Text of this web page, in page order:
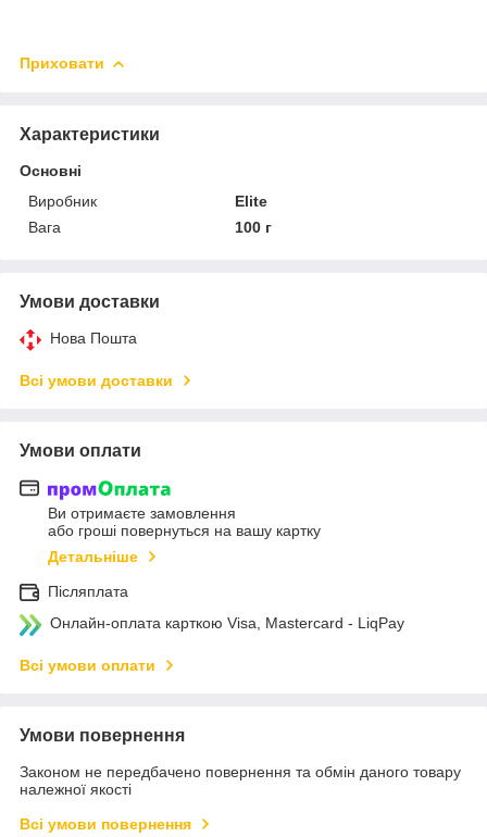
Приховати
Характеристики
Основні
Виробник
Elite
Вага
100 г
Умови доставки
Нова Пошта
Всі умови доставки
Умови оплати
Ви отримаєте замовлення
або гроші повернуться на вашу картку
Детальніше
Післяплата
Онлайн-оплата карткою Visa, Mastercard - LiqPay
Всі умови оплати
Умови повернення
Законом не передбачено повернення та обмін даного товару
належної якості
Всі умови повернення